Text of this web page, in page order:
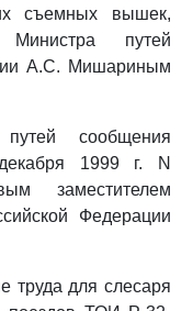
съемных вышек,
Министра путей
А.С. Мишариным
сообщения
1999 г. N
заместителем
Федерации
труда для слесаря